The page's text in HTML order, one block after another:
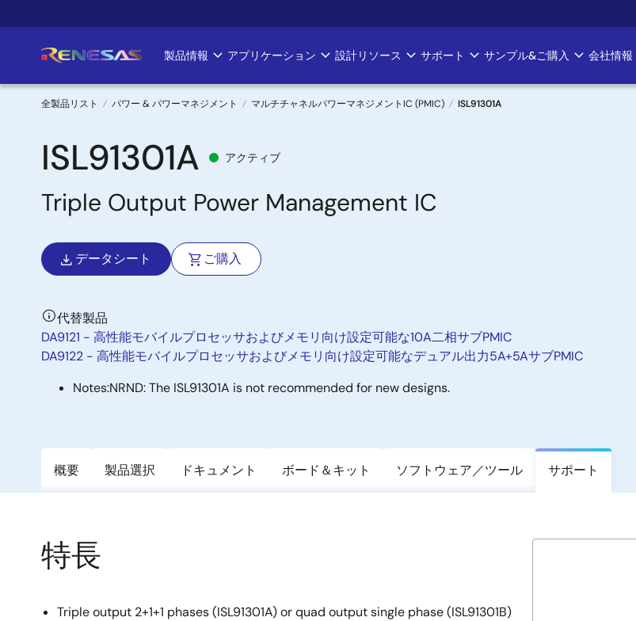
イ
ン
Main
navigation
製品情報 アプリケーション 設計リソース サポート サンプル&ご購入 会社情報
パ
ン
く
ず
全製品リスト パワー & パワーマネジメント マルチチャネルパワーマネジメントIC (PMIC) ISL91301A
ISL91301A アクティブ
Triple Output Power Management IC
データシート ご購入
代替製品
DA9121 - 高性能モバイルプロセッサおよびメモリ向け設定可能な10A二相サブPMIC
DA9122 - 高性能モバイルプロセッサおよびメモリ向け設定可能なデュアル出力5A+5AサブPMIC
Notes:NRND: The ISL91301A is not recommended for new designs.
概要 製品選択 ドキュメント ボード＆キット ソフトウェア／ツール サポート
特長
Triple output 2+1+1 phases (ISL91301A) or quad output single phase (ISL91301B)